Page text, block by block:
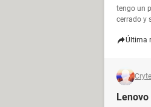
tengo un
cerrado y
Última